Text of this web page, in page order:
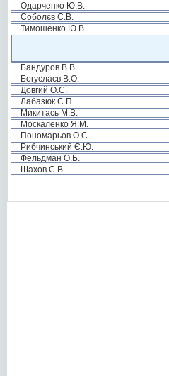
Одарченко Ю.В.
Соболєв С.В.
Тимошенко Ю.В.
Бандуров В.В.
Богуслаєв В.О.
Довгий О.С.
Лабазюк С.П.
Микитась М.В.
Москаленко Я.М.
Пономарьов О.С.
Рибчинський Є.Ю.
Фельдман О.Б.
Шахов С.В.